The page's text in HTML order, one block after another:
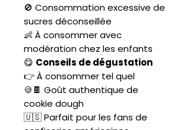
🚫 Consommation excessive de
sucres déconseillée
👶 À consommer avec
modération chez les enfants
😋 Conseils de dégustation
👉 À consommer tel quel
🍪🍫 Goût authentique de
cookie dough
🇺🇸 Parfait pour les fans de